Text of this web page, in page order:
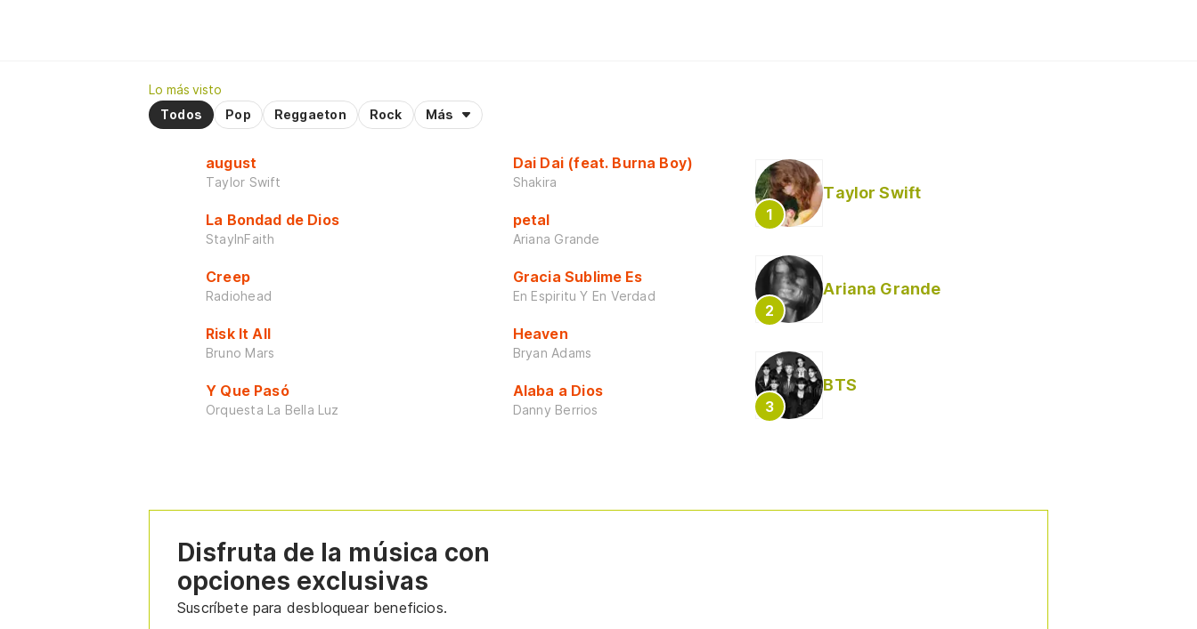
Lo más visto
Todos
Pop Reggaeton Rock Más
august
Taylor Swift
La Bondad de Dios
StayInFaith
Creep
Radiohead
Risk It All
Bruno Mars
Y Que Pasó
Orquesta La Bella Luz
Dai Dai (feat. Burna Boy)
Shakira
petal
Ariana Grande
Gracia Sublime Es
En Espiritu Y En Verdad
Heaven
Bryan Adams
Alaba a Dios
Danny Berrios
Taylor Swift
Ariana Grande
BTS
Disfruta de la música con
opciones exclusivas
Suscríbete para desbloquear beneficios.